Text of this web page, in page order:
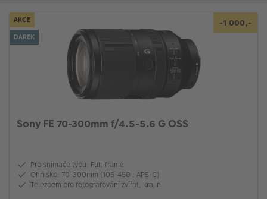
AKCE
DÁREK
-1 000,-
Sony FE 70-300mm f/4.5-5.6 G OSS
Pro snímače typu: Full-frame
Ohnisko: 70-300mm (105-450 : APS-C)
Telezoom pro fotografování zvířat, krajin